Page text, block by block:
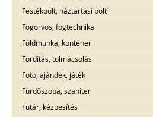
Festékbolt, háztartási bolt
Fogorvos, fogtechnika
Földmunka, konténer
Fordítás, tolmácsolás
Fotó, ajándék, játék
Fürdőszoba, szaniter
Futár, kézbesítés